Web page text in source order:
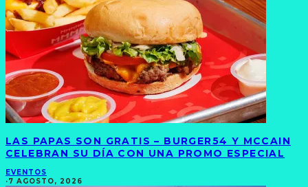
LAS PAPAS SON GRATIS – BURGER54 Y MCCAIN
CELEBRAN SU DÍA CON UNA PROMO ESPECIAL
EVENTOS
·7 AGOSTO, 2026